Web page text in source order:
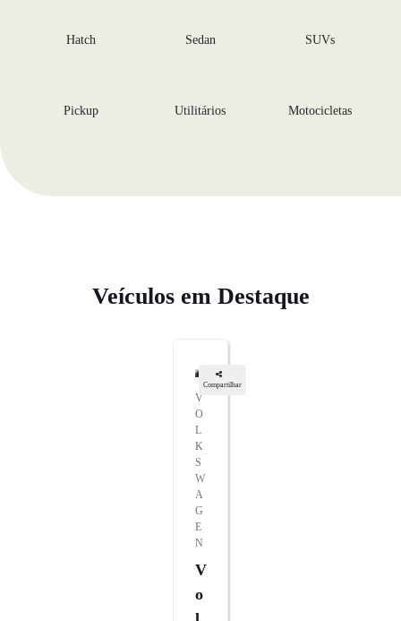
Hatch Sedan SUVs
Pickup Utilitários Motocicletas
Veículos em Destaque
Compartilhar
V
O
L
K
S
W
A
G
E
N
V
O